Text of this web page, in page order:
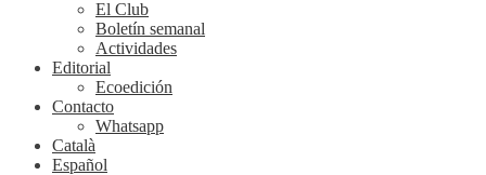
El Club
Boletín semanal
Actividades
Editorial
Ecoedición
Contacto
Whatsapp
Català
Español